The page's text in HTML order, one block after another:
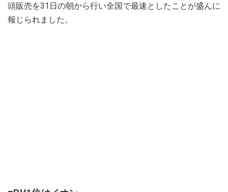
頭販売を31日の朝から行い全国で最速としたことが盛んに
報じられました。